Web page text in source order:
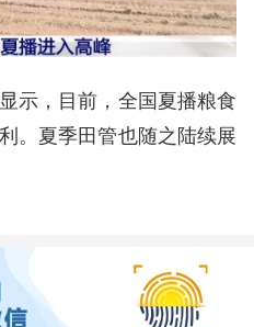
示，目前，全国夏播粮食
。夏季田管也随之陆续展